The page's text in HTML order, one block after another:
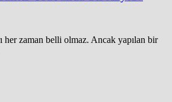
her zaman belli olmaz. Ancak yapılan bir